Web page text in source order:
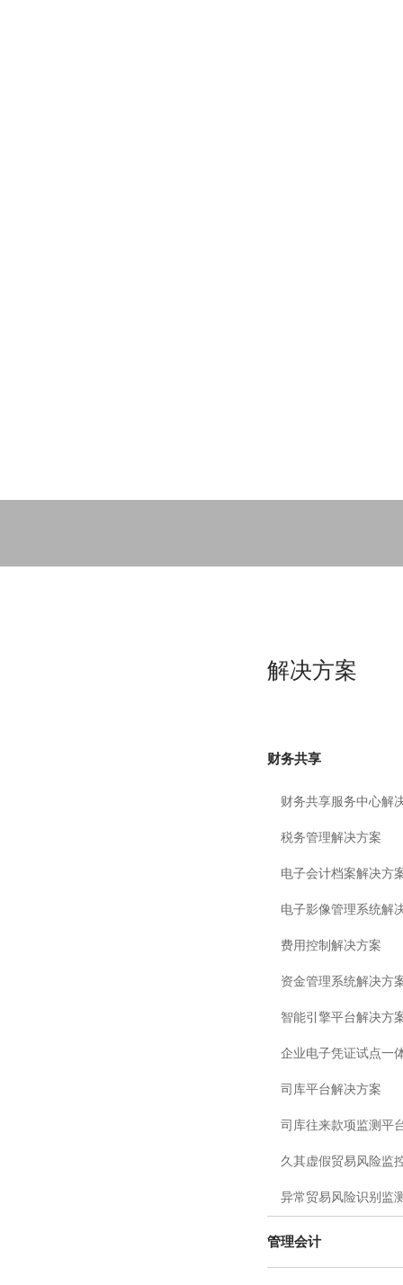
解决方案
财务共享
财务共享服务中心解
税务管理解决方案
电子会计档案解决方
电子影像管理系统解
费用控制解决方案
资金管理系统解决方
智能引擎平台解决方
司库平台解决方案
管理会计